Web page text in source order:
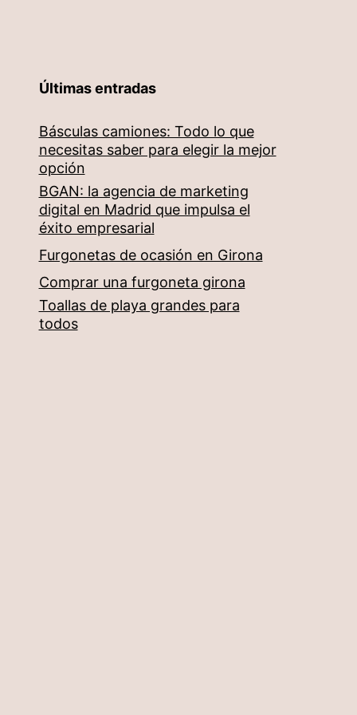
Últimas entradas
Básculas camiones: Todo lo que
necesitas saber para elegir la mejor
opción
BGAN: la agencia de marketing
digital en Madrid que impulsa el
éxito empresarial
Furgonetas de ocasión en Girona
Comprar una furgoneta girona
Toallas de playa grandes para
todos